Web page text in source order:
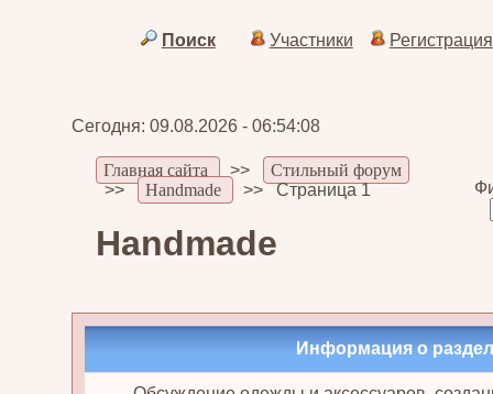
Поиск Участники Регистрация
Сегодня: 09.08.2026 - 06:54:08
Главная сайта >>
Стильный форум
>> Handmade >>Страница 1
Handmade
Информация о